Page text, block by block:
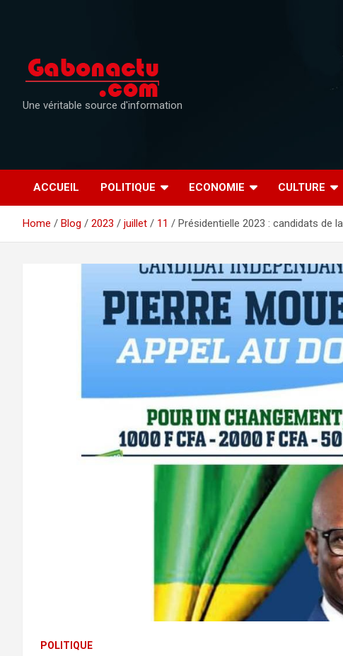
Une véritable source d'information
ACCUEIL POLITIQUE ECONOMIE CULTURE
Home Blog 2023 juillet 11 Présidentielle 2023 : candidats de
POLITIQUE